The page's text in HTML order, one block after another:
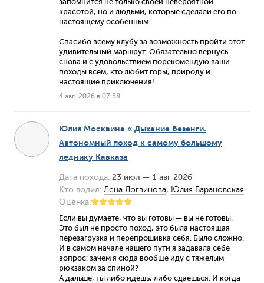
красотой, но и людьми, которые сделали его по-
настоящему особенным.
Спасибо всему клубу за возможность пройти этот
удивительный маршрут. Обязательно вернусь
снова и с удовольствием порекомендую ваши
походы всем, кто любит горы, природу и
настоящие приключения!
4 авг. 2026 в 07:58
Юлия Москвина « Дыхание Безенги.
Автономный поход к самому большому
леднику Кавказа
Дата похода: 23 июл — 1 авг 2026
Кто водил: Лена Логвинова, Юлия Барановская
Оценка:
Если вы думаете, что вы готовы — вы не готовы.
Это был не просто поход, это была настоящая
перезагрузка и перепрошивка себя. Было сложно.
И в самом начале нашего пути я задавала себе
вопрос: зачем я сюда вообще иду с тяжелым
рюкзаком за спиной?
А дальше, ты либо идешь, либо сдаешься. И когда